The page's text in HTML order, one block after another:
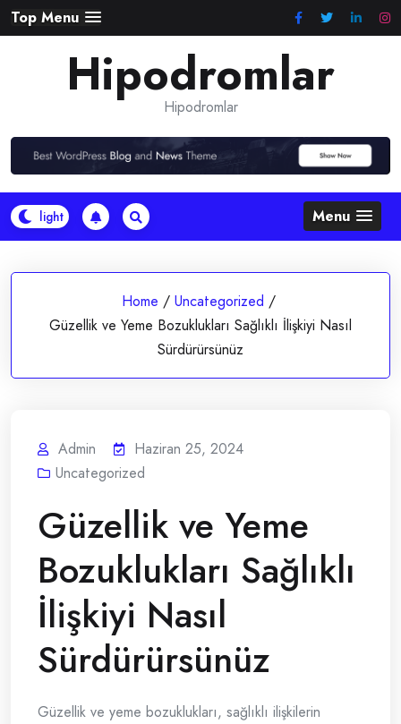
Skip
to
Top Menu
Hipodromlar
Hipodromlar
Menu
Home / Uncategorized /
Güzellik ve Yeme Bozuklukları Sağlıklı İlişkiyi Nasıl
Sürdürürsünüz
Admin
Haziran 25, 2024
Uncategorized
Güzellik ve Yeme
Bozuklukları Sağlıklı
İlişkiyi Nasıl
Sürdürürsünüz
Güzellik ve yeme bozuklukları, sağlıklı ilişkilerin